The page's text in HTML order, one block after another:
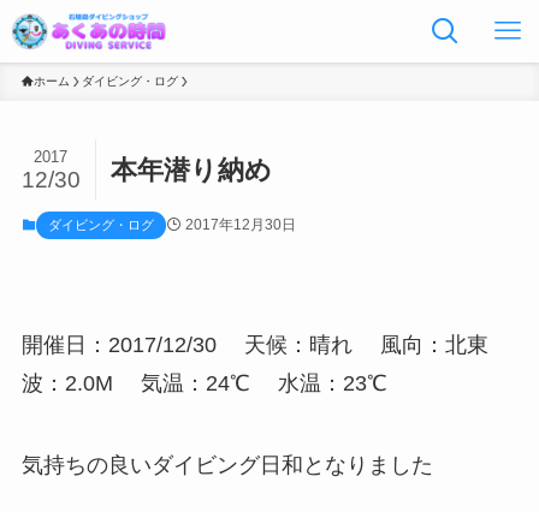
ホーム ダイビング・ログ
本年潜り納め
2017
12/30
ダイビング・ログ 2017年12月30日
開催日：2017/12/30 天候：晴れ
風向：北東
波：2.0M
気温：24℃ 水温：23℃
気持ちの良いダイビング日和となりました